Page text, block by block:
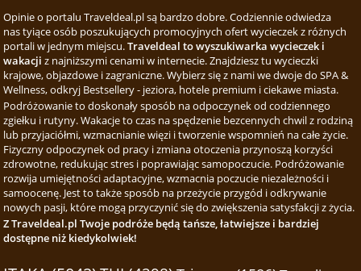
Opinie o portalu Traveldeal.pl są bardzo dobre. Codziennie odwiedza
nas tyiące osób poszukujących promocyjnych ofert wycieczek z różnych
portali w jednym miejscu.Traveldeal to wyszukiwarka wycieczek i
wakacji z najniższymi cenami w internecie. Znajdziesz tu wycieczki
krajowe, objazdowe i zagraniczne. Wybierz się z nami we dwoje do SPA &
Wellness, odkryj Bestsellery - jeziora, hotele premium i ciekawe miasta.
Podróżowanie to doskonały sposób na odpoczynek od codziennego
zgiełku i rutyny. Wakacje to czas na spędzenie bezcennych chwil z rodziną
lub przyjaciółmi, wzmacnianie więzi i tworzenie wspomnień na całe życie.
Fizyczny odpoczynek od pracy i zmiana otoczenia przynoszą korzyści
zdrowotne, redukując stres i poprawiając samopoczucie. Podróżowanie
rozwija umiejętności adaptacyjne, wzmacnia poczucie niezależności i
samoocenę. Jest to także sposób na przeżycie przygód i odkrywanie
nowych pasji, które mogą przyczynić się do zwiększenia satysfakcji z życia.
Z Traveldeal.pl Twoje podróże będą tańsze, łatwiejsze i bardziej
dostępne niż kiedykolwiek!